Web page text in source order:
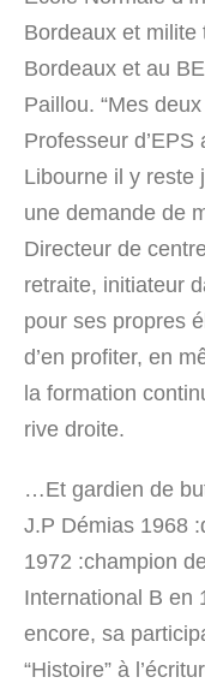
Bordeaux et milite
Bordeaux et au
Paillou. “Mes
Professeur
Libourne il y reste
une demande de
Directeur de
retraite, initiateur
pour ses propres
d’en profiter, en
la formation
rive droite.
…Et gardien de
J.P Démias 1968
1972 :champion
International B en
encore, sa
“Histoire” à